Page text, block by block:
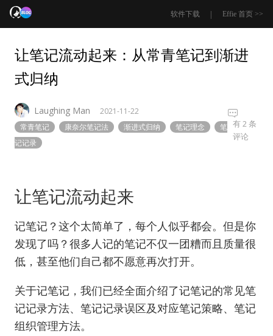
软件下载 | Effie 首页 >>
让笔记流动起来：从常青笔记到渐进
式归纳
Laughing Man
2021-11-22
常青笔记
康奈尔笔记法 渐进式归纳 笔记理念
笔
记记录
让
笔
常
青
笔
渐
进
式
有 2 条
评论
让笔记流动起来
记笔记？这个太简单了，每个人似乎都会。但是你
发现了吗？很多人记的笔记不仅一团糟而且质量很
低，甚至他们自己都不愿意再次打开。
关于记笔记，我们已经全面介绍了记笔记的常见笔
记记录方法、笔记记录误区及对应笔记策略、笔记
组织管理方法。